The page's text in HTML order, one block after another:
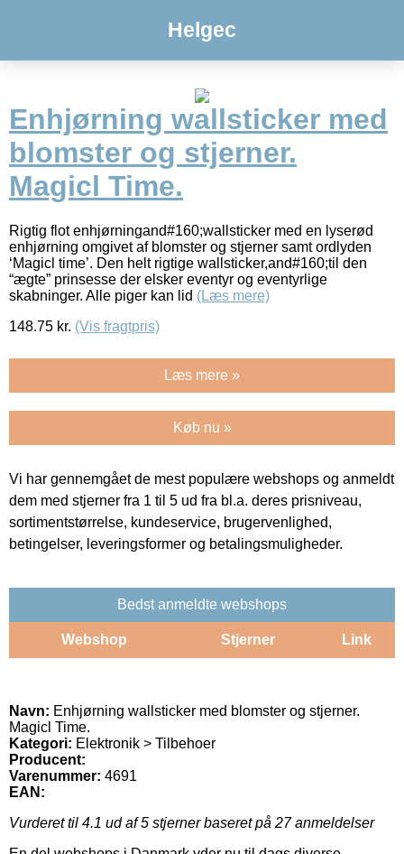
Helgec
Enhjørning wallsticker med
blomster og stjerner.
Magicl Time.
Rigtig flot enhjørningand#160;wallsticker med en lyserød
enhjørning omgivet af blomster og stjerner samt ordlyden
‘Magicl time’. Den helt rigtige wallsticker,and#160;til den
“ægte” prinsesse der elsker eventyr og eventyrlige
skabninger. Alle piger kan lid (Læs mere)
148.75 kr. (Vis fragtpris)
Læs mere »
Køb nu »
Vi har gennemgået de mest populære webshops og anmeldt
dem med stjerner fra 1 til 5 ud fra bl.a. deres prisniveau,
sortimentstørrelse, kundeservice, brugervenlighed,
betingelser, leveringsformer og betalingsmuligheder.
Bedst anmeldte webshops
Webshop Stjerner Link
Navn: Enhjørning wallsticker med blomster og stjerner.
Magicl Time.
Kategori: Elektronik > Tilbehoer
Producent:
Varenummer: 4691
EAN:
Vurderet til 4.1 ud af 5 stjerner baseret på 27anmeldelser